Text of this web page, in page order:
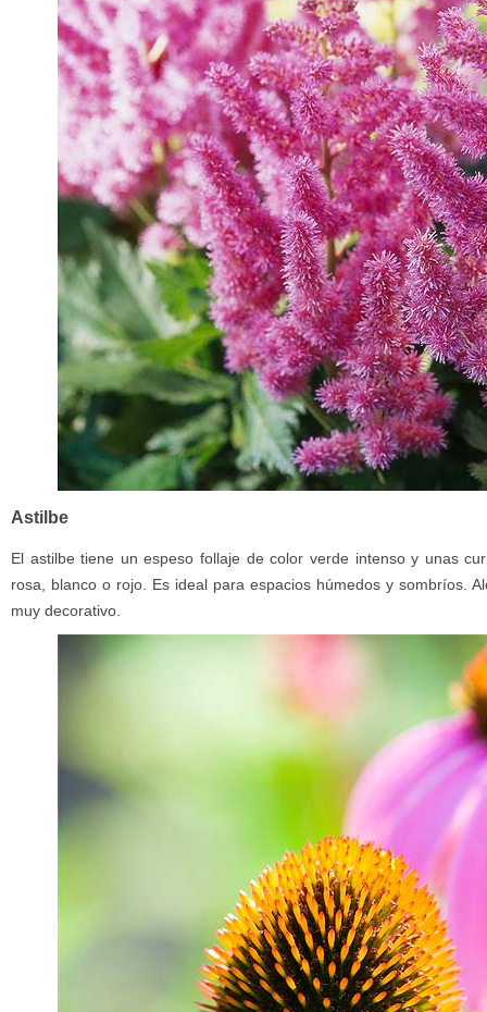
Astilbe
El astilbe tiene un espeso follaje de color verde intenso y unas
rosa, blanco o rojo. Es ideal para espacios húmedos y sombríos.
muy decorativo.